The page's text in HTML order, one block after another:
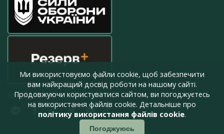
press@armyinform.com.ua
Ми використовуємо файли cookie, щоб забезпечити
вам найкращий досвід роботи на нашому сайті.
Продовжуючи користуватися сайтом, ви погоджуєтесь
на використання файлів cookie. Детальніше про
політику використання файлів cookie.
Погоджуюсь